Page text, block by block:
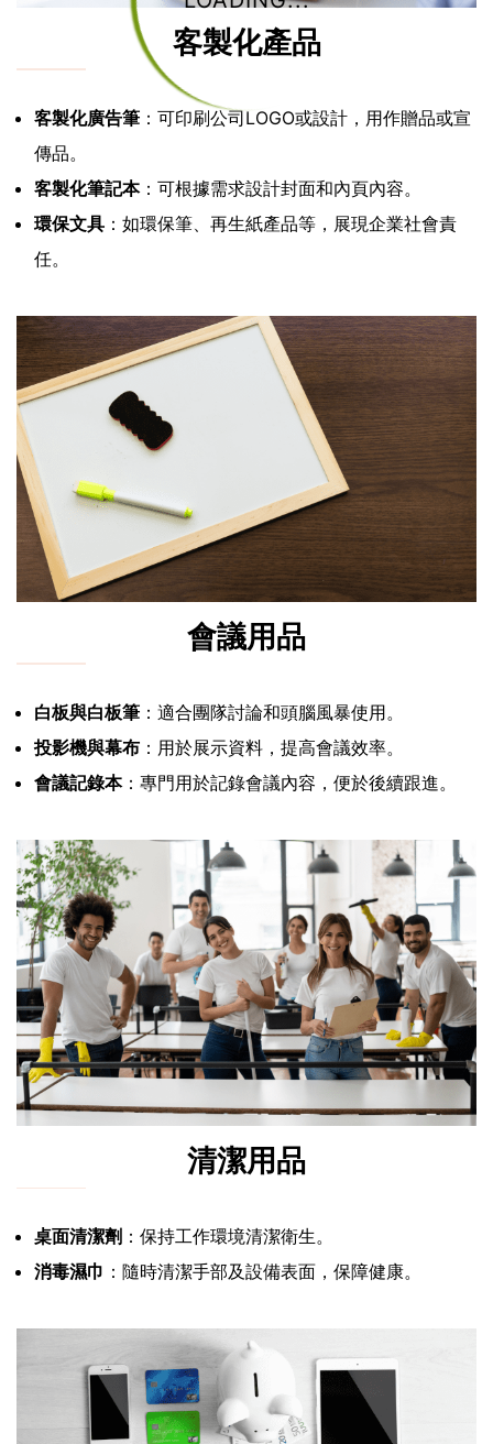
客製化產品
客製化廣告筆 ：可印刷公司LOGO或設計，用作贈品或宣
傳品。
客製化筆記本：可根據需求設計封面和內頁內容。
環保文具 ：如環保筆、再生紙產品等，展現企業社會責
任。
會議用品
白板與白板筆 ：適合團隊討論和頭腦風暴使用。
投影機與幕布 ：用於展示資料，提高會議效率。
會議記錄本：專門用於記錄會議內容，便於後續跟進。
清潔用品
桌面清潔劑 ：保持工作環境清潔衛生。
消毒濕巾 ：隨時清潔手部及設備表面，保障健康。